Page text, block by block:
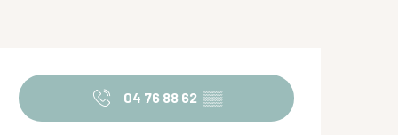
Ouverture et coordonnées
04 76 88 62 ▒▒